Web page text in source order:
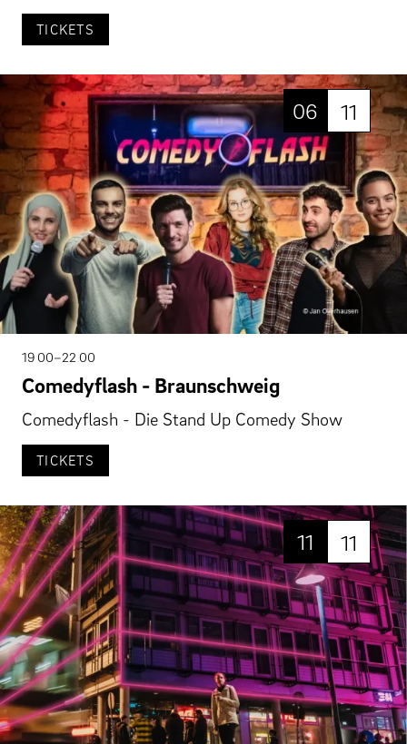
TICKETS
06 11
19 00–22 00
Comedyflash - Braunschweig
Comedyflash - Die Stand Up Comedy Show
TICKETS
11 11